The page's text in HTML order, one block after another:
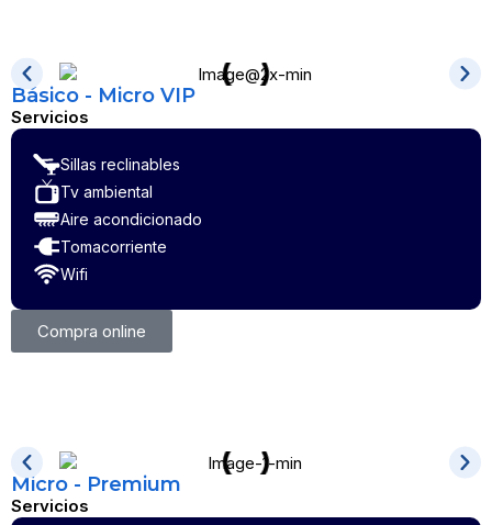
Básico - Micro VIP
Servicios
Sillas reclinables
Tv ambiental
Aire acondicionado
Tomacorriente
Wifi
Compra online
Micro - Premium
Servicios